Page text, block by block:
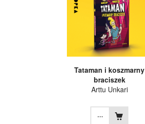
Tataman i koszmarny
braciszek
Arttu Unkari
...